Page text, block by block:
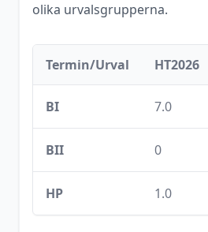
olika urvalsgrupperna.
Termin/Urval HT2026
BI 7.0
BII 0
HP 1.0